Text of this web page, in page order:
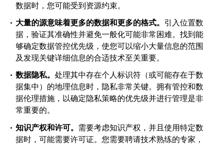
数据时，您可能受到资源约束。
大量的源意味着更多的数据和更多的格式。 引入位置数
据，验证其准确性并避免一般化可能非常困难。找到能
够确定数据管控优先级，使您可以缩小大量信息的范围
及发现关键详细信息的合适技术至关重要。
数据隐私。处理其中存在个人标识符（或可能存在于数
据集中）的地理信息时，隐私非常关键。拥有管控和数
据伦理措施，以确定隐私策略的优先级并进行管理是非
常重要的。
知识产权和许可。 需要考虑知识产权，并且使用特定数
据时，可能需要许可证。您需要聘请技术熟练的专家，